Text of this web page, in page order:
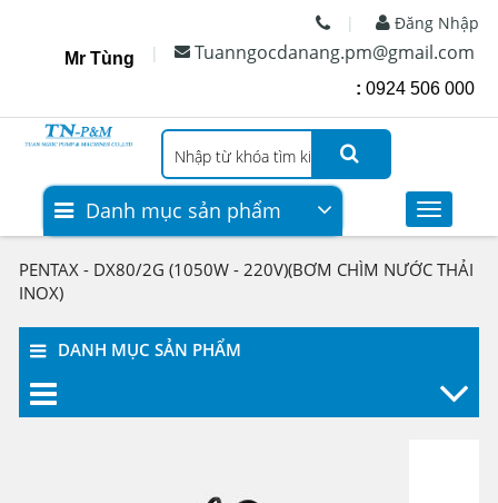
Đăng Nhập
Tuanngocdanang.pm@gmail.com
Mr Tùng
: 0924 506 000
Danh mục sản phẩm
Bình tích áp
DIEZEL
Toggle
Styles
PENTAX - DX80/2G (1050W - 220V)(BƠM CHÌM NƯỚC THẢI
INOX)
DANH MỤC SẢN PHẨM